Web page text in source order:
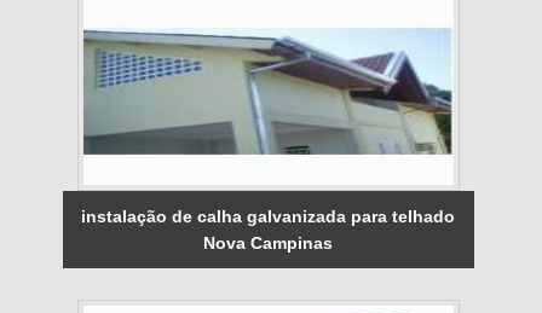
instalação de calha galvanizada para telhado
Nova Campinas